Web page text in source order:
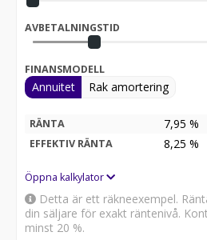
AVBETALNINGSTID
FINANSMODELL
Annuitet Rak amortering
RÄNTA 7,95 %
EFFEKTIV RÄNTA 8,25 %
Öppna kalkylator
Detta är ett räkneexempel.
din säljare för exakt räntenivå.
minst 20 %.